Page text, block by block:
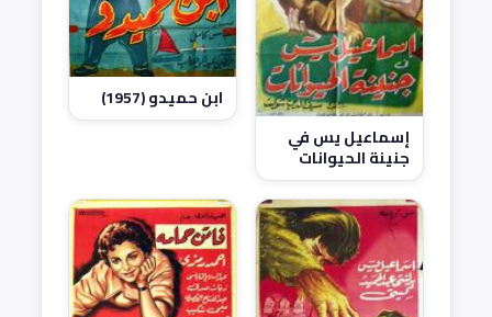
إسماعيل يس في
جنينة الحيوانات
(1957)
ابن حميدو (1957)